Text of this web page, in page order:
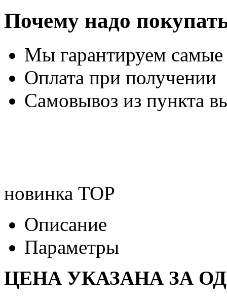
Почему надо
Мы гарантируем
Оплата при получении
Самовывоз из пункта
новинка TOP
Описание
Параметры
ЦЕНА УКАЗАНА ЗА